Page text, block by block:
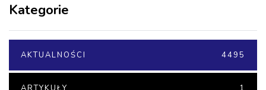
Kategorie
AKTUALNOŚCI 4495